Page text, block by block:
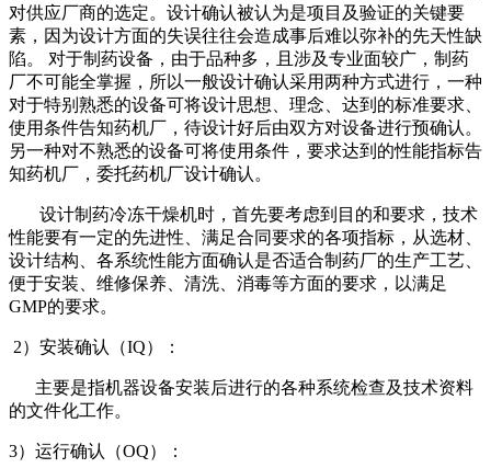
对供应厂商的选定。设计确认被认为是项目及验证的关键要
素，因为设计方面的失误往往会造成事后难以弥补的先天性缺
陷。 对于制药设备，由于品种多，且涉及专业面较广，制药
厂不可能全掌握，所以一般设计确认采用两种方式进行，一种
对于特别熟悉的设备可将设计思想、理念、达到的标准要求、
使用条件告知药机厂，待设计好后由双方对设备进行预确认。
另一种对不熟悉的设备可将使用条件，要求达到的性能指标告
知药机厂，委托药机厂设计确认。
设计制药冷冻干燥机时，首先要考虑到目的和要求，技术
性能要有一定的先进性、满足合同要求的各项指标，从选材、
设计结构、各系统性能方面确认是否适合制药厂的生产工艺、
便于安装、维修保养、清洗、消毒等方面的要求，以满足
GMP的要求。
2）安装确认（IQ）：
主要是指机器设备安装后进行的各种系统检查及技术资料
的文件化工作。
3）运行确认（OQ）：